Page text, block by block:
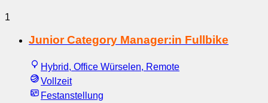
1
Junior Category Manager:in Fullbike
Hybrid, Office Würselen, Remote
Vollzeit
Festanstellung